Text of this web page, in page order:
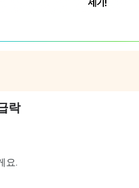
락
요.